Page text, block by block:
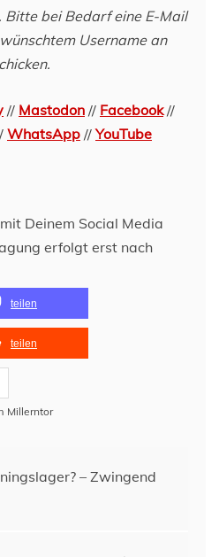
Bitte bei Bedarf eine E-Mail
Username an
// Mastodon // Facebook//
WhatsApp //YouTube
Deinem Social Media
erfolgt erst nach
teilen
teilen
Millerntor
– Zwingend